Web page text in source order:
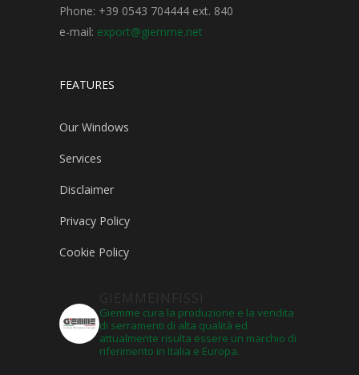
Phone: +39 0543 704444 ext. 840
e-mail: export@giemme.net
FEATURES
Our Windows
Services
Disclaimer
Privacy Policy
Cookie Policy
Giemme cura la produzione e la vendita
di serramenti di alta qualità ed
attualmente risulta essere un marchio di
riferimento in Italia e Europa.